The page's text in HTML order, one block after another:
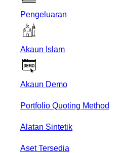
Pengeluaran
Akaun Islam
Akaun Demo
Portfolio Quoting Method
Alatan Sintetik
Aset Tersedia